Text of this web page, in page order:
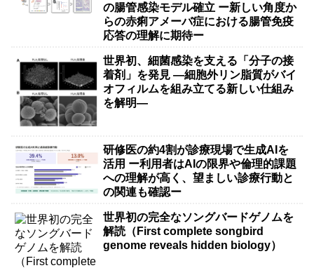
の腸管感染モデル確立 ー新しい角度か
らの赤痢アメーバ症における腸管免疫
応答の理解に期待ー
世界初、細菌感染を支える「分子の接
着剤」を発見 ―細胞外リン脂質がバイ
オフィルムを組み立てる新しい仕組み
を解明―
研修医の約4割が診療現場で生成AIを
活用 ー利用者はAIの限界や倫理的課題
への理解が高く、望ましい診療行動と
の関連も確認ー
世界初の完全なソングバードゲノムを
解読（First complete songbird
genome reveals hidden biology）